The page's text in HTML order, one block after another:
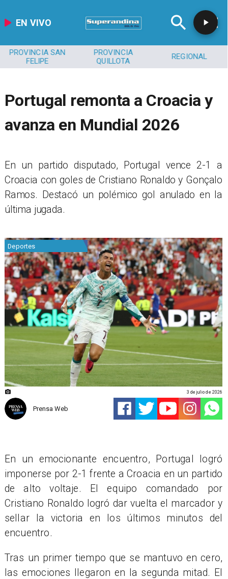
EN VIVO
PROVINCIA SAN
FELIPE
PROVINCIA
QUILLOTA
REGIONAL
Portugal remonta a Croacia y
avanza en Mundial 2026
En un partido disputado, Portugal vence 2-1 a
Croacia con goles de Cristiano Ronaldo y Gonçalo
Ramos. Destacó un polémico gol anulado en la
última jugada.
Deportes
Prensa Web
3 de julio de 2026
En un emocionante encuentro, Portugal logró
imponerse por 2-1 frente a Croacia en un partido
de alto voltaje. El equipo comandado por
Cristiano Ronaldo logró dar vuelta el marcador y
sellar la victoria en los últimos minutos del
encuentro.
Tras un primer tiempo que se mantuvo en cero,
las emociones llegaron en la segunda mitad. El